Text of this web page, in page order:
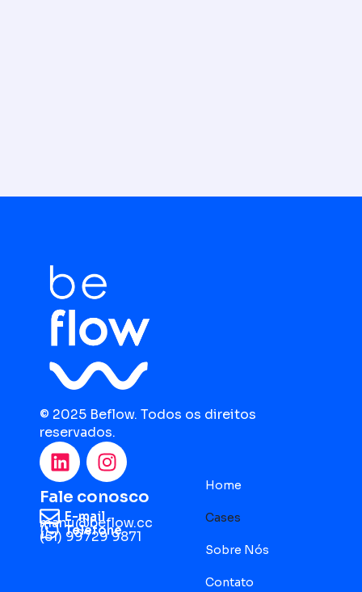
© 2025 Beflow. Todos os direitos
reservados.
Fale conosco
E-mail
manu@beflow.cc
Telefone
(51) 99729 9871
Home
Cases
Sobre Nós
Contato